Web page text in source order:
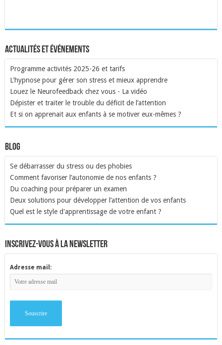
Actualités et événements
Programme activités 2025-26 et tarifs
L'hypnose pour gérer son stress et mieux apprendre
Louez le Neurofeedback chez vous - La vidéo
Dépister et traiter le trouble du déficit de l’attention
Et si on apprenait aux enfants à se motiver eux-mêmes ?
Blog
Se débarrasser du stress ou des phobies
Comment favoriser l’autonomie de nos enfants ?
Du coaching pour préparer un examen
Deux solutions pour développer l’attention de vos enfants
Quel est le style d'apprentissage de votre enfant ?
inscrivez-vous à la newsletter
Adresse mail: